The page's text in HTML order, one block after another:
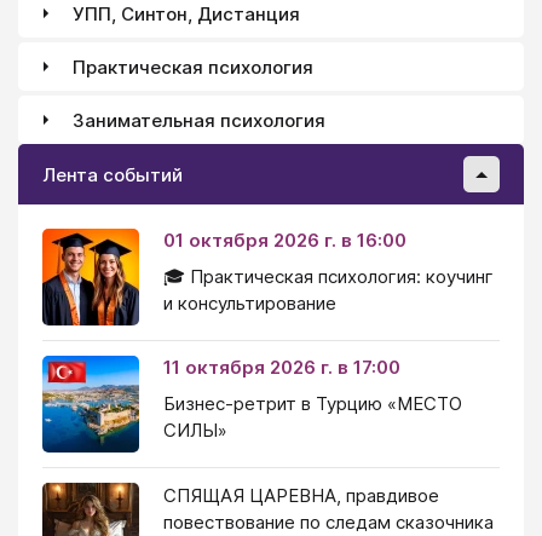
УПП, Синтон, Дистанция
Практическая психология
Занимательная психология
Лента событий
01 октября 2026 г. в 16:00
🎓 Практическая психология: коучинг
и консультирование
11 октября 2026 г. в 17:00
Бизнес-ретрит в Турцию «МЕСТО
СИЛЫ»
СПЯЩАЯ ЦАРЕВНА, правдивое
повествование по следам сказочника